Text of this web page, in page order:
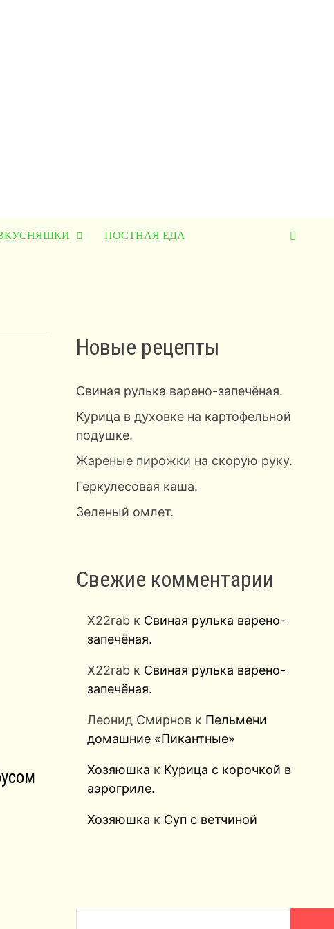
ПОСТНАЯ ЕДА
Новые рецепты
Свиная рулька варено-запечёная.
Курица в духовке на картофельной
подушке.
Жареные пирожки на скорую руку.
Геркулесовая каша.
Зеленый омлет.
Свежие комментарии
X22rabк Свиная рулька варено-
запечёная.
X22rabк Свиная рулька варено-
запечёная.
Леонид Смирновк Пельмени
домашние «Пикантные»
Хозяюшка к Курица с корочкой в
аэрогриле.
Хозяюшка к Суп с ветчиной